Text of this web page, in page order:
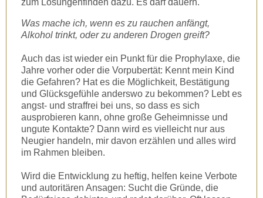
zum Lösungenfinden dazu. Es darf dauern.
Was mache ich, wenn es zu rauchen anfängt,
Alkohol trinkt, oder zu anderen Drogen greift?
Auch das ist wieder ein Punkt für die Prophylaxe, die
Jahre vorher oder die Vorpubertät: Kennt mein Kind
die Gefahren? Hat es die Möglichkeit, Bestätigung
und Glücksgefühle anderswo zu bekommen? Lebt es
angst- und straffrei bei uns, so dass es sich
ausprobieren kann, ohne große Geheimnisse und
ungute Kontakte? Dann wird es vielleicht nur aus
Neugier handeln, mir davon erzählen und alles wird
im Rahmen bleiben.
Wird die Entwicklung zu heftig, helfen keine Verbote
und autoritären Ansagen: Sucht die Gründe, die